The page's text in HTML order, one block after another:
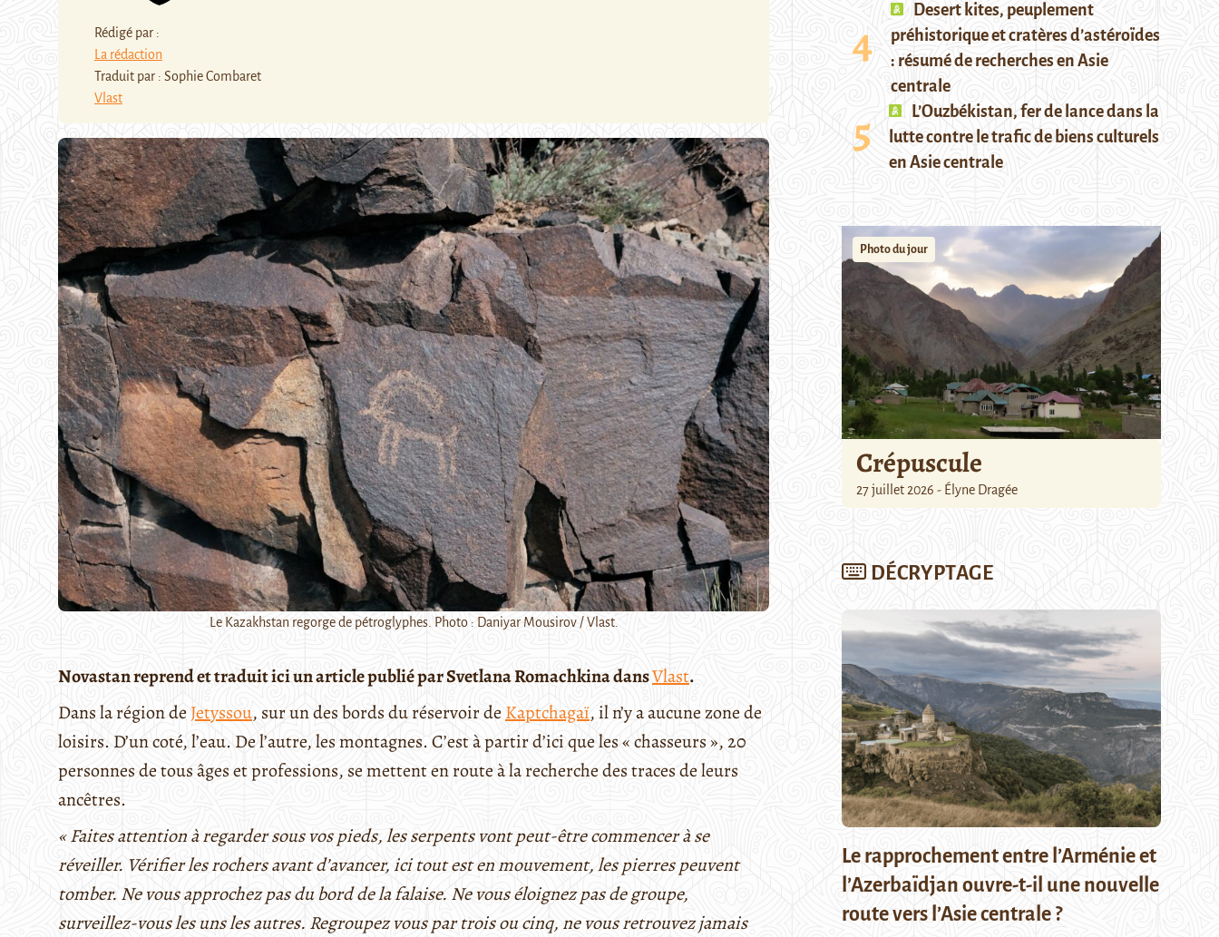
Rédigé par :
La rédaction
Traduit par : Sophie Combaret
Vlast
Le Kazakhstan regorge de pétroglyphes. Photo : Daniyar Mousirov / Vlast.
Novastan reprend et traduit ici un article publié par Svetlana Romachkina dansVlast.
Dans la région de Jetyssou, sur un des bords du réservoir deKaptchagaï, il n’y a aucune zone de
loisirs. D’un coté, l’eau. De l’autre, les montagnes. C’est à partir d’ici que les « chasseurs », 20
personnes de tous âges et professions, se mettent en route à la recherche des traces de leurs
ancêtres.
« Faites attention à regarder sous vos pieds, les serpents vont peut-être commencer à se
réveiller. Vérifier les rochers avant d’avancer, ici tout est en mouvement, les pierres peuvent
tomber. Ne vous approchez pas du bord de la falaise. Ne vous éloignez pas de groupe,
surveillez-vous les uns les autres. Regroupez vous par trois ou cinq, ne vous retrouvez jamais
Desert kites, peuplement
préhistorique et cratères d’astéroïdes
: résumé de recherches en Asie
centrale
L’Ouzbékistan, fer de lance dans la
lutte contre le trafic de biens culturels
en Asie centrale
Photo du jour
Crépuscule
27 juillet 2026 - Élyne Dragée
DÉCRYPTAGE
Le rapprochement entre l’Arménie et
l’Azerbaïdjan ouvre-t-il une nouvelle
route vers l’Asie centrale ?